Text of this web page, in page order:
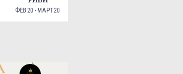
ФЕВ 20 - МАРТ 20